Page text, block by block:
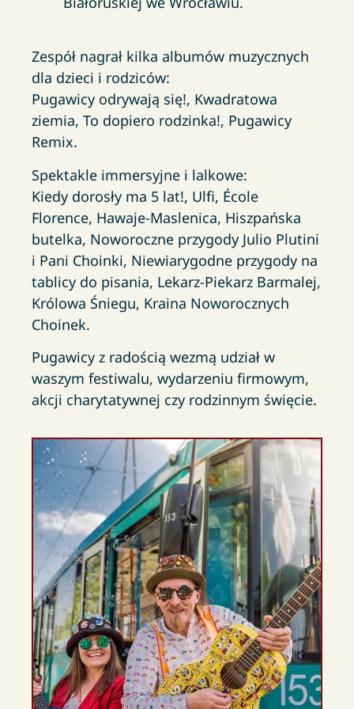
Zespół nagrał kilka albumów muzycznych
dla dzieci i rodziców:
Pugawicy odrywają się!, Kwadratowa
ziemia, To dopiero rodzinka!, Pugawicy
Remix.
Spektakle immersyjne i lalkowe:
Kiedy dorosły ma 5 lat!, Ulfi, École
Florence, Hawaje-Maslenica, Hiszpańska
butelka, Noworoczne przygody Julio Plutini
i Pani Choinki, Niewiarygodne przygody na
tablicy do pisania, Lekarz-Piekarz Barmalej,
Królowa Śniegu, Kraina Noworocznych
Choinek.
Pugawicy z radością wezmą udział w
waszym festiwalu, wydarzeniu firmowym,
akcji charytatywnej czy rodzinnym święcie.